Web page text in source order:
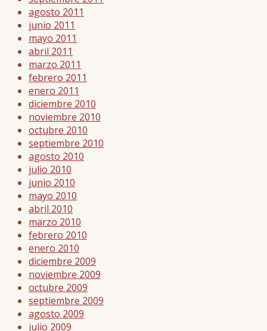
agosto 2011
junio 2011
mayo 2011
abril 2011
marzo 2011
febrero 2011
enero 2011
diciembre 2010
noviembre 2010
octubre 2010
septiembre 2010
agosto 2010
julio 2010
junio 2010
mayo 2010
abril 2010
marzo 2010
febrero 2010
enero 2010
diciembre 2009
noviembre 2009
octubre 2009
septiembre 2009
agosto 2009
julio 2009